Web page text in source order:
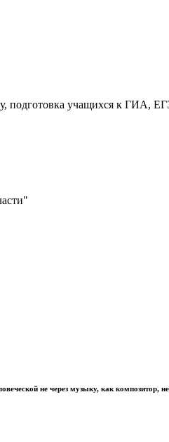
подготовка учащихся к ГИА,
не через музыку, как